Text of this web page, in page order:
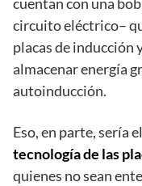
circuito eléctrico–
placas de inducción
almacenar energía
autoinducción.
Eso, en parte, sería
tecnología de las
quienes no sean